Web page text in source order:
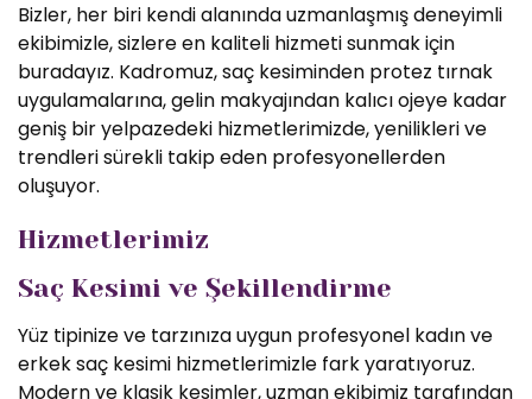
Bizler, her biri kendi alanında uzmanlaşmış deneyimli
ekibimizle, sizlere en kaliteli hizmeti sunmak için
buradayız. Kadromuz, saç kesiminden protez tırnak
uygulamalarına, gelin makyajından kalıcı ojeye kadar
geniş bir yelpazedeki hizmetlerimizde, yenilikleri ve
trendleri sürekli takip eden profesyonellerden
oluşuyor.
Hizmetlerimiz
Saç Kesimi ve Şekillendirme
Yüz tipinize ve tarzınıza uygun profesyonel kadın ve
erkek saç kesimi hizmetlerimizle fark yaratıyoruz.
Modern ve klasik kesimler, uzman ekibimiz tarafından